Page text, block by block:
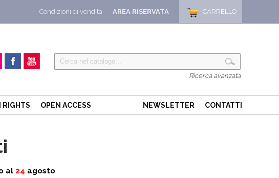
CARRELLO
AREA RISERVATA
Condizioni di vendita
Ricerca avanzata
RIGHTS OPEN ACCESS NEWSLETTER CONTATTI
al 24 agosto.